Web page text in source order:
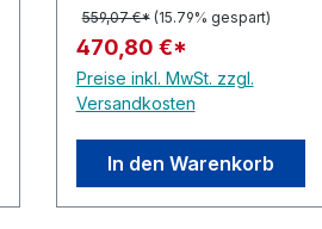
559,07 €* (15.79% gespart)
470,80 €*
Preise inkl. MwSt. zzgl.
Versandkosten
In den Warenkorb